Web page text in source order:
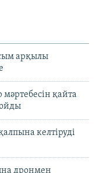
арқылы
қайта
келтіруді
дронмен